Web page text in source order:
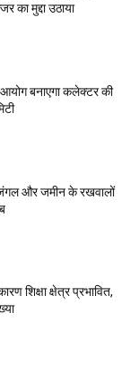
का मुद्दा उठाया
बनाएगा कलेक्टर की
और जमीन के रखवालों
शिक्षा क्षेत्र प्रभावित,